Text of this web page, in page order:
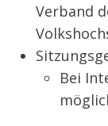
Verband
Bei